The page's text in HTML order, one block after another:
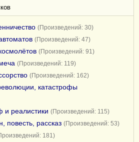
(Произведений: 30)
(Произведений: 47)
(Произведений: 91)
(Произведений: 119)
(Произведений: 162)
катастрофы
и реалистики (Произведений: 115)
повесть, рассказ (Произведений: 53)
181)